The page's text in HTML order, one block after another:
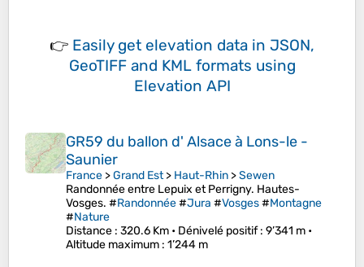
👉 Easily get elevation data in JSON,
GeoTIFF and KML formats using
Elevation API
GR59 du ballon d' Alsace à Lons-le -
Saunier
France >Grand Est> Haut-Rhin >Sewen
Randonnée entre Lepuix et Perrigny. Hautes-
Vosges. #Randonnée#Jura #Vosges#Montagne
#Nature
Distance : 320.6 Km • Dénivelé positif: 9’341 m •
Altitude maximum : 1’244 m